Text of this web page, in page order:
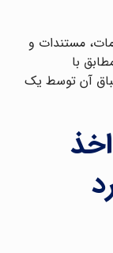
مستندات و
با
آن توسط یک